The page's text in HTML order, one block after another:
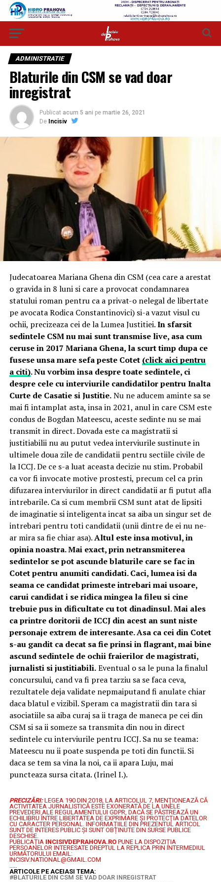
ADMINISTRATIE
Blaturile din CSM se vad doar
inregistrat
Publicat acum 5 ani pe martie 26, 2021
De Incisiv
Judecatoarea Mariana Ghena din CSM (cea care a arestat
o gravida in 8 luni si care a provocat condamnarea
statului roman pentru ca a privat-o nelegal de libertate
pe avocata Rodica Constantinovici) si-a vazut visul cu
ochii, precizeaza cei de la Lumea Justitiei.In sfarsit
sedintele CSM nu mai sunt transmise live, asa cum
ceruse in 2017 Mariana Ghena, la scurt timp dupa ce
fusese unsa mare sefa peste Cotet (click aici pentru
a citi). Nu vorbim insa despre toate sedintele, ci
despre cele cu interviurile candidatilor pentru Inalta
Curte de Casatie si Justitie.Nu ne aducem aminte sa se
mai fi intamplat asta, insa in 2021, anul in care CSM este
condus de Bogdan Mateescu, aceste sedinte nu se mai
transmit in direct. Dovada este ca magistratii si
justitiabilii nu au putut vedea interviurile sustinute in
ultimele doua zile de candidatii pentru sectiile civile de
la ICCJ. De ce s-a luat aceasta decizie nu stim. Probabil
ca vor fi invocate motive prostesti, precum cel ca prin
difuzarea interviurilor in direct candidatii ar fi putut afla
intrebarile. Ca si cum membrii CSM sunt atat de lipsiti
de imaginatie si inteligenta incat sa aiba un singur set de
intrebari pentru toti candidatii (unii dintre de ei nu ne-
ar mira sa fie chiar asa).Altul este insa motivul, in
opinia noastra. Mai exact, prin netransmiterea
sedintelor se pot ascunde blaturile care se fac in
Cotet pentru anumiti candidati. Caci, lumea isi da
seama ce candidat primeste intrebari mai usoare,
carui candidat i se ridica mingea la fileu si cine
trebuie pus in dificultate cu tot dinadinsul. Mai ales
ca printre doritorii de ICCJ din acest an sunt niste
personaje extrem de interesante. Asa ca cei din Cotet
s-au gandit ca decat sa fie prinsi in flagrant, mai bine
ascund sedintele de ochii fraierilor de magistrati,
jurnalisti si justitiabili.Eventual o sa le puna la finalul
concursului, cand va fi prea tarziu sa se faca ceva,
rezultatele deja validate nepmaiputand fi anulate chiar
daca blatul e vizibil. Speram ca magistratii din tara si
asociatiile sa aiba curaj sa ii traga de maneca pe cei din
CSM si sa ii someze sa transmita din nou in direct
sedintele cu interviurile pentru ICCJ. Sa nu se teama:
Mateescu nu ii poate suspenda pe toti din functii. Si
daca se tem sa vina la noi, ca ii apara Luju, mai
puncteaza sursa citata. (Irinel I.).
PRECIZĂRI: LEGEA 190 DIN 2018, LA ARTICOLUL 7, MENŢIONEAZĂ CĂ
ACTIVITATEA JURNALISTICĂ ESTE EXONERATĂ DE LA UNELE
PREVEDERI ALE REGULAMENTULUI GDPR, DACĂ SE PĂSTREAZĂ UN
ECHILIBRU ÎNTRE LIBERTATEA DE EXPRIMARE ŞI PROTECŢIA DATELOR
CU CARACTER PERSONAL. INFORMAȚIILE DIN PREZENTUL ARTICOL
SUNT DE INTERES PUBLIC ȘI SUNT OBȚINUTE DIN SURSE PUBLICE
DESCHISE.
PUBLICAȚIA INCISIVDEPRAHOVA.ROPUNE LA DISPOZIȚIA
PERSOANELOR INTERESATE DREPTUL LA REPLICA PRIN INTERMEDIUL
URMĂTORULUI EMAIL:
INCISIV.NATIONAL@GMAIL.COM
.....
ARTICOLE PE ACEIASI TEMA:
BLATURILE DIN CSM SE VAD DOAR INREGISTRAT